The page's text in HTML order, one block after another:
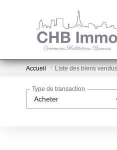
Accueil Liste des biens
Acheter
Type de transaction